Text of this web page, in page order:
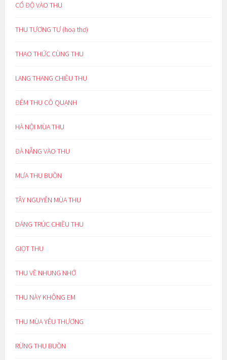
CỔ ĐỘ VÀO THU
THU TƯƠNG TƯ (hoạ thơ)
THAO THỨC CÙNG THU
LANG THANG CHIỀU THU
ĐÊM THU CÔ QUẠNH
HÀ NỘI MÙA THU
ĐÀ NẴNG VÀO THU
MƯA THU BUỒN
TÂY NGUYÊN MÙA THU
DÁNG TRÚC CHIỀU THU
GIỌT THU
THU VỀ NHUNG NHỚ
THU NÀY KHÔNG EM
THU MÙA YÊU THƯƠNG
RỪNG THU BUỒN